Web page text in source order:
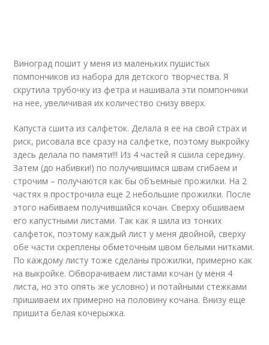
Виноград пошит у меня из маленьких пушистых
помпончиков из набора для детского творчества. Я
скрутила трубочку из фетра и нашивала эти помпончики
на нее, увеличивая их количество снизу вверх.
Капуста сшита из салфеток. Делала я ее на свой страх и
риск, рисовала все сразу на салфетке, поэтому выкройку
здесь делала по памяти!!! Из 4 частей я сшила середину.
Затем (до набивки!) по получившимся швам сгибаем и
строчим – получаются как бы объемные прожилки. На 2
частях я прострочила еще 2 небольшие прожилки. После
этого набиваем получившийся кочан. Сверху обшиваем
его капустными листами. Так как я шила из тонких
салфеток, поэтому каждый лист у меня двойной, сверху
обе части скреплены обметочным швом белыми нитками.
По каждому листу тоже сделаны прожилки, примерно как
на выкройке. Обворачиваем листами кочан (у меня 4
листа, но это опять же условно) и потайными стежками
пришиваем их примерно на половину кочана. Внизу еще
пришита белая кочерыжка.